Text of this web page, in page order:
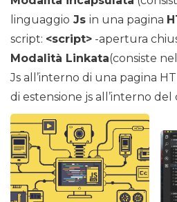
linguaggio Js in una pagina
script: <script> -apertura
Modalità Linkata(consiste
Js all’interno di una pagina
di estensione js all’interno del